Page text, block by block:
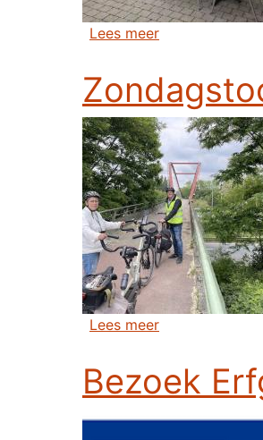
Lees meerover Met de
Lees meerover
Bezoek